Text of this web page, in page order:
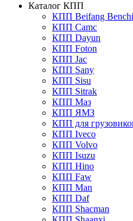
Каталог КПП
КПП Beifang Benchi
КПП Camc
КПП Dayun
КПП Foton
КПП Jac
КПП Sany
КПП Sisu
КПП Sitrak
КПП Маз
КПП ЯМЗ
КПП для
КПП Iveco
КПП Volvo
КПП Isuzu
КПП Hino
КПП Faw
КПП Man
КПП Daf
КПП Shacman